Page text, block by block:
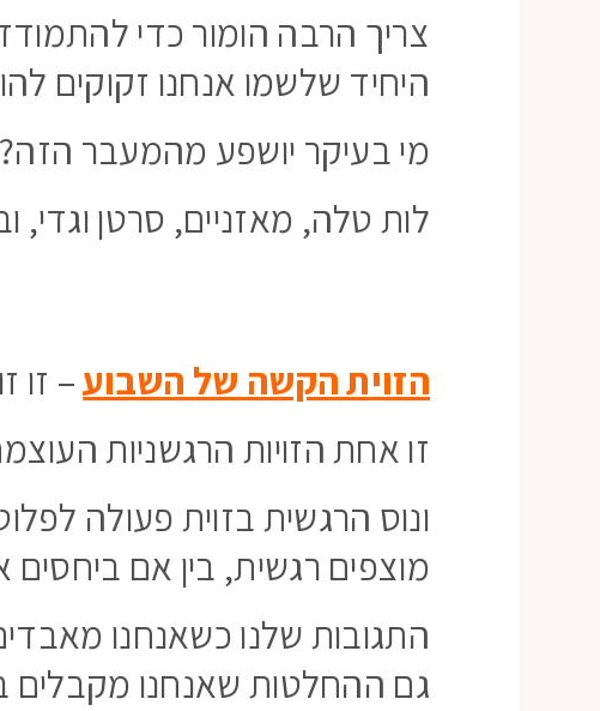
צריך הרבה הומור כדי
היחיד שלשמו אנחנו זקוקים
מי בעיקר יושפע מהמעבר
לות טלה, מאזניים, סרטן וגדי,
הזוית הקשה של השבוע– זו
זו אחת הזויות הרגשניות
ונוס הרגשית בזוית פעולה
מוצפים רגשית, בין אם ביחסים
התגובות שלנו כשאנחנו
גם ההחלטות שאנחנו מקבלים